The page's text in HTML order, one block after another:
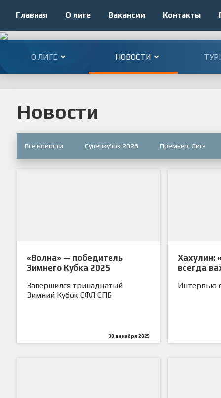
Главная О лиге Вакансии Контакты
О ЛИГЕ НОВОСТИ
Новости
Все новости Суперкубок 2026 Премьер-Лига
«Волна» — победитель
Зимнего Кубка 2025
Завершился тринадцатый
Зимний Кубок СФЛ СПБ
30 декабря 2025
Хахулин:
всегда
Интервью